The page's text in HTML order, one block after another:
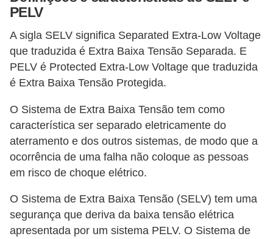
PELV
A sigla SELV significa Separated Extra-Low Voltage
que traduzida é Extra Baixa Tensão Separada. E
PELV é Protected Extra-Low Voltage que traduzida
é Extra Baixa Tensão Protegida.
O Sistema de Extra Baixa Tensão tem como
característica ser separado eletricamente do
aterramento e dos outros sistemas, de modo que a
ocorrência de uma falha não coloque as pessoas
em risco de choque elétrico.
O Sistema de Extra Baixa Tensão (SELV) tem uma
segurança que deriva da baixa tensão elétrica
apresentada por um sistema PELV. O Sistema de
e
C
u
r
o
s
d
e
l
é